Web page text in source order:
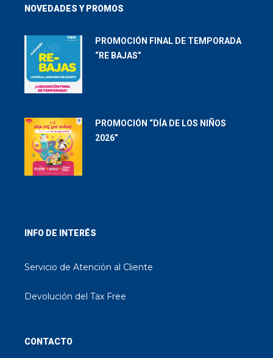
NOVEDADES Y PROMOS
PROMOCIÓN FINAL DE TEMPORADA
“RE BAJAS”
PROMOCIÓN “DÍA DE LOS NIÑOS
2026”
INFO DE INTERÉS
Servicio de Atención al Cliente
Devolución del Tax Free
CONTACTO